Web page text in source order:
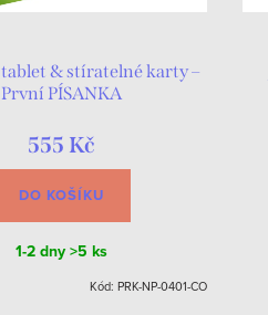
& stíratelné karty –
První PÍSANKA
555 Kč
DO KOŠÍKU
1-2 dny>5 ks
Kód: PRK-NP-0401-CO